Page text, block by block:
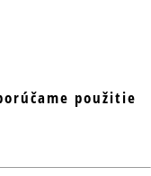
použitie